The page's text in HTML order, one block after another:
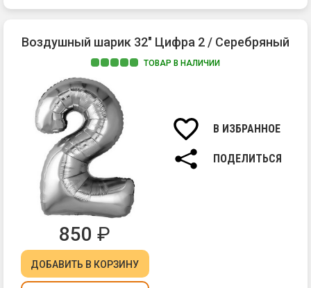
Воздушный шарик 32" Цифра 2 / Серебряный
ТОВАР В НАЛИЧИИ
В ИЗБРАННОЕ
ПОДЕЛИТЬСЯ
850 ₽
ДОБАВИТЬ В КОРЗИНУ